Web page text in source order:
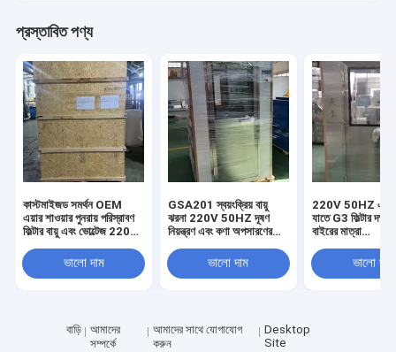
প্রস্তাবিত পণ্য
কাস্টমাইজড সমর্থন OEM
এয়ার শাওয়ার পুনরায় পরিস্রাবণ
ফিল্টার বায়ু এবং ভোল্টেজ 220V
রুম বায়ু উন্নত করার জন্য
ডিজাইন করা হয়েছে
ভালো দাম
GSA201 স্বয়ংক্রিয় বায়ু
ঝরনা 220V 50HZ দূষণ
নিয়ন্ত্রণ এবং কণা অপসারণের
ভালো দাম
220V 50HZ এয়ার
যাতে G3 ফিল্টার
বাইরের মাত্রা
রয়েছে যা বায়ুবাহিত
করে
ভালো দাম
বাড়ি
আমাদের
সম্পর্কে
আমাদের সাথে যোগাযোগ
করুন
Desktop
Site